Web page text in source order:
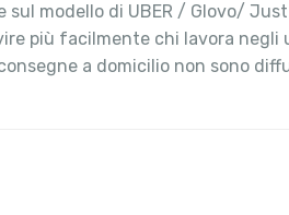
modello di UBER / Glovo/
più facilmente chi lavora negli
a domicilio non sono